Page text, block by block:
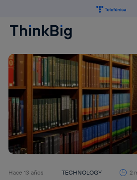
Hace 13 años TECHNOLOGY 2